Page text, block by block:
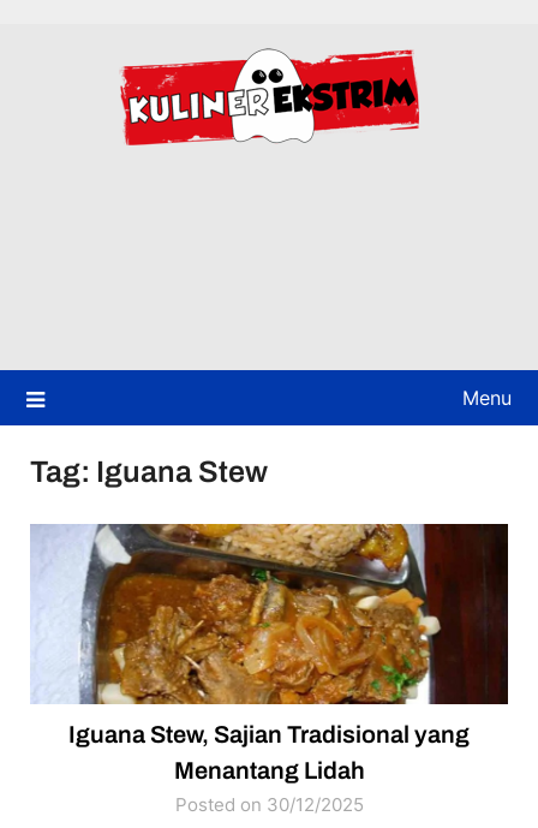
Menu
Tag: Iguana Stew
Iguana Stew, Sajian Tradisional yang
Menantang Lidah
Posted on 30/12/2025